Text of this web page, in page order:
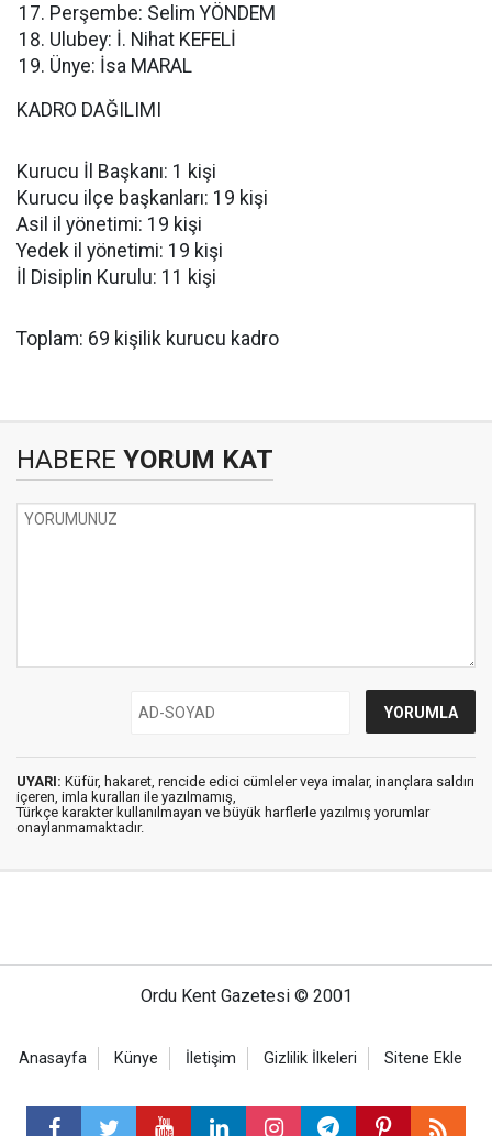
Perşembe: Selim YÖNDEM
Ulubey: İ. Nihat KEFELİ
Ünye: İsa MARAL
KADRO DAĞILIMI
Kurucu İl Başkanı: 1 kişi
Kurucu ilçe başkanları: 19 kişi
Asil il yönetimi: 19 kişi
Yedek il yönetimi: 19 kişi
İl Disiplin Kurulu: 11 kişi
Toplam: 69 kişilik kurucu kadro
HABERE YORUM KAT
UYARI: Küfür, hakaret, rencide edici cümleler veya imalar, inançlara saldırı
içeren, imla kuralları ile yazılmamış,
Türkçe karakter kullanılmayan ve büyük harflerle yazılmış yorumlar
onaylanmamaktadır.
Ordu Kent Gazetesi © 2001
Anasayfa Künye İletişim Gizlilik İlkeleri Sitene Ekle